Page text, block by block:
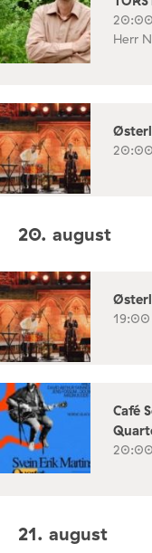
Herr
20. august
Café
21. august